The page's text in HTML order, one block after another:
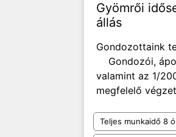
Gyömrői
állás
Gondozottaink
Gondozói,
valamint az 1/
megfelelő
Teljes munkaidő 8